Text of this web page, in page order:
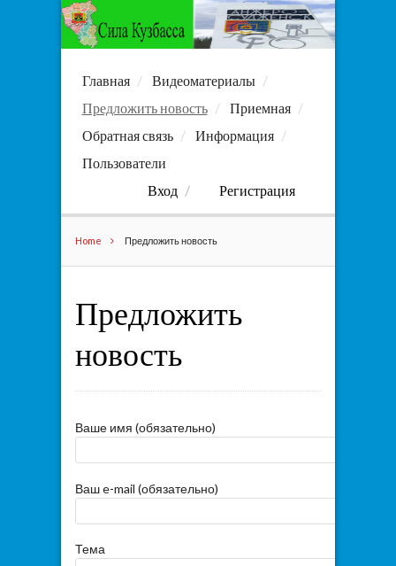
Главная
Видеоматериалы
Предложить новость
Приемная
Обратная связь
Информация
Пользователи
Вход
Регистрация
Home Предложить новость
Предложить
новость
Ваше имя (обязательно)
Ваш e-mail (обязательно)
Тема